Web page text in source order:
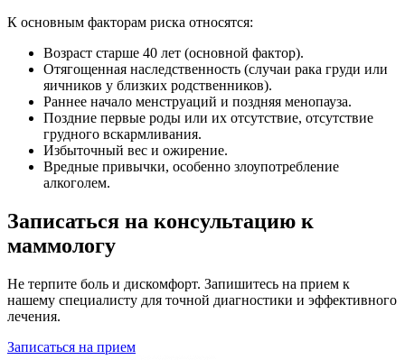
К основным факторам риска относятся:
Возраст старше 40 лет (основной фактор).
Отягощенная наследственность (случаи рака груди или
яичников у близких родственников).
Раннее начало менструаций и поздняя менопауза.
Поздние первые роды или их отсутствие, отсутствие
грудного вскармливания.
Избыточный вес и ожирение.
Вредные привычки, особенно злоупотребление
алкоголем.
Записаться на консультацию к
маммологу
Не терпите боль и дискомфорт. Запишитесь на прием к
нашему специалисту для точной диагностики и эффективного
лечения.
Записаться на прием